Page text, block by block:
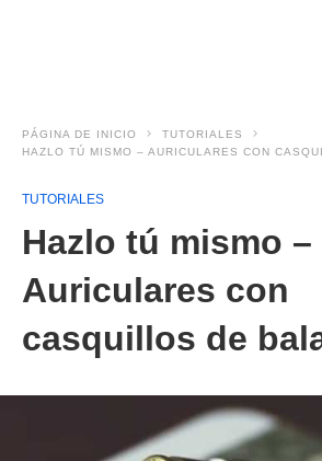
PÁGINA DE INICIO
TUTORIALES
HAZLO TÚ MISMO – AURICULARES CON
TUTORIALES
Hazlo tú mismo –
Auriculares con
casquillos de